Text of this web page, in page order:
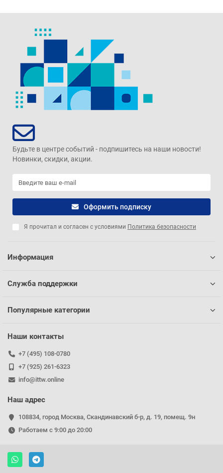
Будьте в центре событий - подпишитесь на наши новости!
Новинки, скидки, акции.
Оформить подписку
Я прочитал и согласен с условиями Политика безопасности
Информация
Служба поддержки
Популярные категории
Наши контакты
+7 (495) 108-0780
+7 (925) 261-6323
info@ittw.online
Наш адрес
108834, город Москва, Скандинавский б-р, д. 19, помещ. 9н
Работаем с 9:00 до 20:00